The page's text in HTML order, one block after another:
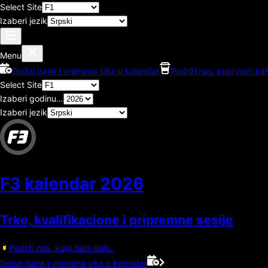
Select Site
Izaberi jezik
Menu
Dodaj dane i vremena trka u kalendar
Podrži nas, kupi nam
Select Site
Izaberi godinu…
Izaberi jezik
F3 kalendar 2026
Trke, kvalifikacione i pripremne sesije
Podrži nas, kupi nam kafu.
Dodaj dane i vremena trka u kalendar